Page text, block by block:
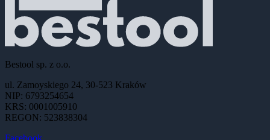
Bestool sp. z o.o.
ul. Zamoyskiego 24, 30-523 Kraków
NIP: 6793254654
KRS: 0001005910
REGON: 523838304
Facebook